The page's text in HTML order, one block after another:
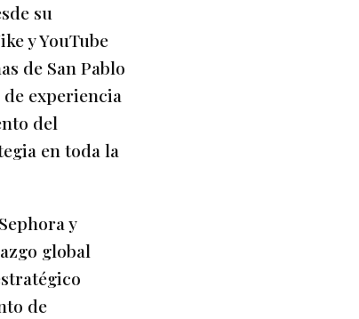
su
y YouTube
de San Pablo
experiencia
del
en toda la
y
global
de